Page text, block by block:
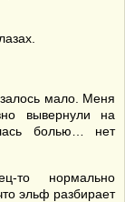
мало. Меня
вывернули на
болью… нет
то нормально
эльф разбирает